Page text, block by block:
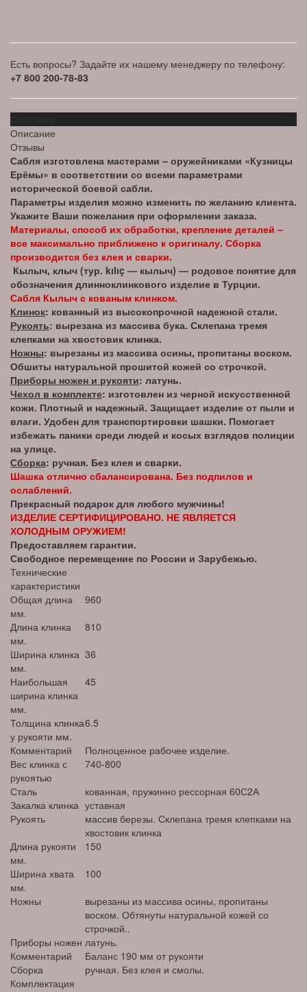
Есть вопросы? Задайте их нашему менеджеру по телефону:
+7 800 200-78-83
Описание
Отзывы
Сабля изготовлена мастерами – оружейниками «Кузницы
Ерёмы» в соответствии со всеми параметрами
исторической боевой сабли.
Параметры изделия можно изменить по желанию клиента.
Укажите Ваши пожелания при оформлении заказа.
Материалы, способ их обработки, крепление деталей –
все максимально приближено к оригиналу. Сборка
производится без клея и сварки.
Кылыч, клыч (тур. kılıç — кылыч) — родовое понятие для
обозначения длинноклинкового изделие в Турции.
Сабля Кылыч с кованым клинком.
Клинок: кованный из высокопрочной надежной стали.
Рукоять: вырезана из массива бука. Склепана тремя
клепками на хвостовик клинка.
Ножны: вырезаны из массива осины, пропитаны воском.
Обшиты натуральной прошитой кожей со строчкой.
Приборы ножен и рукояти: латунь.
Чехол в комплекте: изготовлен из черной искусственной
кожи. Плотный и надежный. Защищает изделие от пыли и
влаги. Удобен для транспортировки шашки. Помогает
избежать паники среди людей и косых взглядов полиции
на улице.
Сборка: ручная. Без клея и сварки.
Шашка отлично сбалансирована. Без подпилов и
ослаблений.
Прекрасный подарок для любого мужчины!
ИЗДЕЛИЕ СЕРТИФИЦИРОВАНО. НЕ ЯВЛЯЕТСЯ
ХОЛОДНЫМ ОРУЖИЕМ!
Предоставляем гарантии.
Свободное перемещение по России и Зарубежью.
Технические
характеристики
Общая длина
мм.
960
Длина клинка
мм.
810
Ширина клинка
мм.
36
Наибольшая
ширина клинка
мм.
45
Толщина клинка
у рукояти мм.
6.5
Комментарий
Полноценное рабочее изделие.
Вес клинка с
рукоятью
740-800
Сталь
кованная, пружинно рессорная 60С2А
Закалка клинка уставная
Рукоять
массив березы. Склепана тремя клепками на
хвостовик клинка
Длина рукояти
мм.
150
Ширина хвата
мм.
100
Ножны
вырезаны из массива осины, пропитаны
воском. Обтянуты натуральной кожей со
строчкой..
Приборы ножен латунь.
Комментарий
Баланс 190 мм от рукояти
Сборка
ручная. Без клея и смолы.
Комплектация